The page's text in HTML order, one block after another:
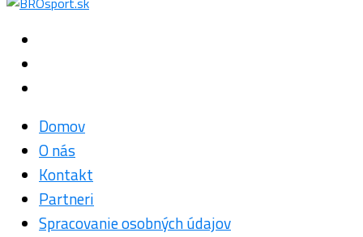
Domov
O nás
Kontakt
Partneri
Spracovanie osobných údajov